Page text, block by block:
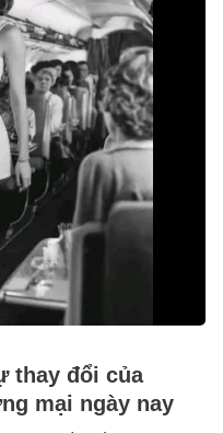
thay đổi của
mại ngày nay